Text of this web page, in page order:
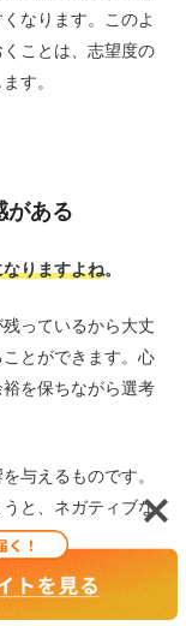
なります。このよ
ことは、志望度の
す。
がある
りますよね。
っているから大丈
とができます。心
を保ちながら選考
与えるものです。
と、ネガティブな
い印象を与えてし